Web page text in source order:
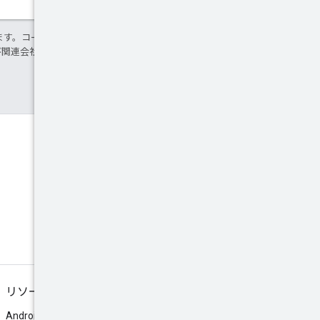
。コードサンプルは
連会社の登録商標です。
リソース
Android